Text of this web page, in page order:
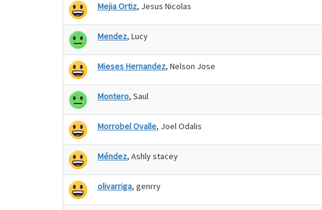
Mejia Ortiz, Jesus Nicolas
Mendez, Lucy
Mieses Hernandez, Nelson Jose
Montero, Saul
Morrobel Ovalle, Joel Odalis
Méndez, Ashly stacey
olivarriga, genrry